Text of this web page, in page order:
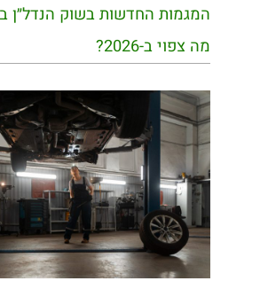
המגמות החדשות בשוק הנדל״ן
מה צפוי ב-2026?